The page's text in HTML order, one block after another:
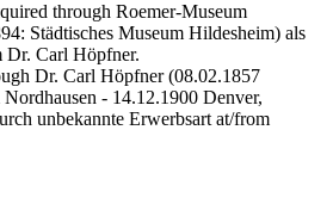
through Roemer-Museum
Städtisches Museum Hildesheim) als
Dr. Carl Höpfner.
Dr. Carl Höpfner (08.02.1857
- 14.12.1900 Denver,
unbekannte Erwerbsart at/from